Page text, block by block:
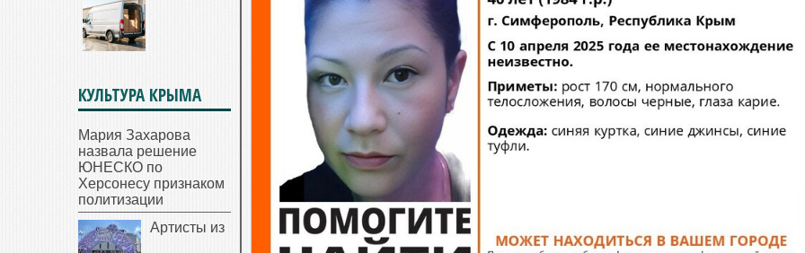
КУЛЬТУРА КРЫМА
Мария Захарова
назвала решение
ЮНЕСКО по
Херсонесу признаком
политизации
Артисты из